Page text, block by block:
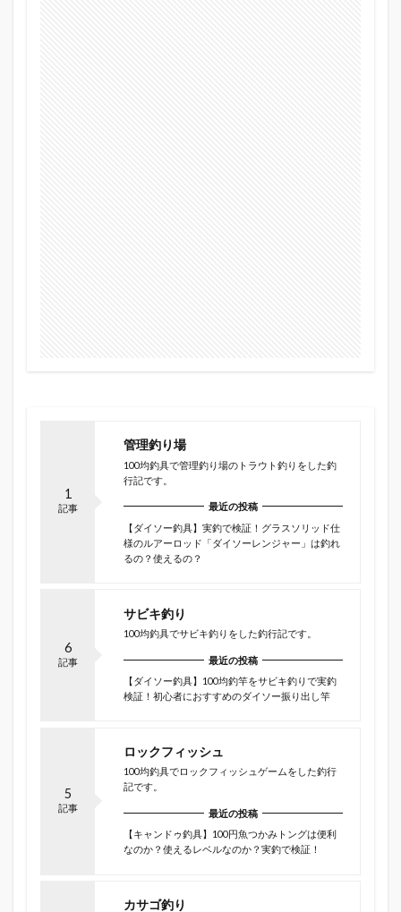
1
記事
管理釣り場
100均釣具で管理釣り場のトラウト釣りをした釣
行記です。
最近の投稿
【ダイソー釣具】実釣で検証！グラスソリッド仕
様のルアーロッド「ダイソーレンジャー」は釣れ
るの？使えるの？
6
記事
サビキ釣り
100均釣具でサビキ釣りをした釣行記です。
最近の投稿
【ダイソー釣具】100均釣竿をサビキ釣りで実釣
検証！初心者におすすめのダイソー振り出し竿
5
記事
ロックフィッシュ
100均釣具でロックフィッシュゲームをした釣行
記です。
最近の投稿
【キャンドゥ釣具】100円魚つかみトングは便利
なのか？使えるレベルなのか？実釣で検証！
カサゴ釣り